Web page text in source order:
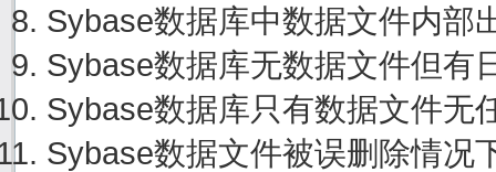
Sybase数据库中数据文件内部
Sybase数据库无数据文件但有
Sybase数据库只有数据文件无
Sybase数据文件被误删除情况